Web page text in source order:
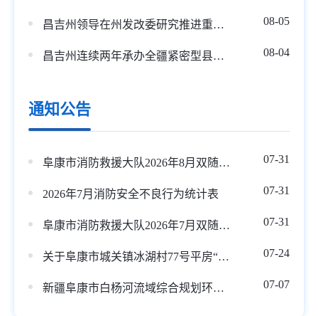
昌吉州领导在州发改委研究推进重点项目谋划建设工作 08-05
昌吉州连续两年承办全疆紧密型县域医共体高质量发展培训班 08-04
通知公告
阜康市消防救援大队2026年8月双随机监督检查抽查任务 07-31
2026年7月消防安全不良行为统计表 07-31
阜康市消防救援大队2026年7月双随机监督检查抽查结果 07-31
关于阜康市城关镇冰湖村77号平房“5.17”一般火灾事故调查报告的公示 07-24
新疆阜康市白杨河流域综合规划环境影响评价拟报批公示 07-07